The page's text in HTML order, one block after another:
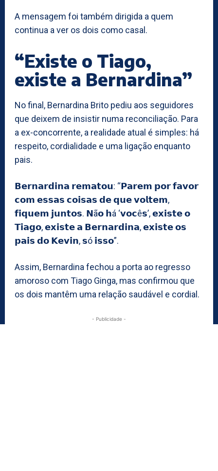
A mensagem foi também dirigida a quem
continua a ver os dois como casal.
“Existe o Tiago,
existe a Bernardina”
No final, Bernardina Brito pediu aos seguidores
que deixem de insistir numa reconciliação. Para
a ex-concorrente, a realidade atual é simples: há
respeito, cordialidade e uma ligação enquanto
pais.
𝗕𝗲𝗿𝗻𝗮𝗿𝗱𝗶𝗻𝗮 𝗿𝗲𝗺𝗮𝘁𝗼𝘂: “𝗣𝗮𝗿𝗲𝗺 𝗽𝗼𝗿 𝗳𝗮𝘃𝗼𝗿
𝗰𝗼𝗺 𝗲𝘀𝘀𝗮𝘀 𝗰𝗼𝗶𝘀𝗮𝘀 𝗱𝗲 𝗾𝘂𝗲 𝘃𝗼𝗹𝘁𝗲𝗺,
𝗳𝗶𝗾𝘂𝗲𝗺 𝗷𝘂𝗻𝘁𝗼𝘀. 𝗡ã𝗼 𝗵á ‘𝘃𝗼𝗰ê𝘀’, 𝗲𝘅𝗶𝘀𝘁𝗲 𝗼
𝗧𝗶𝗮𝗴𝗼, 𝗲𝘅𝗶𝘀𝘁𝗲 𝗮 𝗕𝗲𝗿𝗻𝗮𝗿𝗱𝗶𝗻𝗮, 𝗲𝘅𝗶𝘀𝘁𝗲 𝗼𝘀
𝗽𝗮𝗶𝘀 𝗱𝗼 𝗞𝗲𝘃𝗶𝗻, 𝘀ó 𝗶𝘀𝘀𝗼”.
Assim, Bernardina fechou a porta ao regresso
amoroso com Tiago Ginga, mas confirmou que
os dois mantêm uma relação saudável e cordial.
- Publicidade -